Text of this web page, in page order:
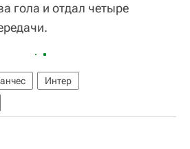
гола и отдал четыре
Интер